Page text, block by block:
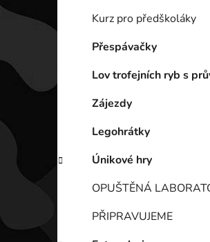
Kurz pro předškoláky
Přespávačky
Lov trofejních ryb s
Zájezdy
Legohrátky
Únikové hry
OPUŠTĚNÁ
PŘIPRAVUJEME